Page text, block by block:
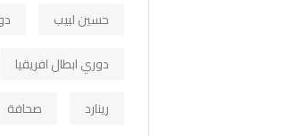
حسين لبيب
دوري ابطال افريقيا
رينارد
صحافة